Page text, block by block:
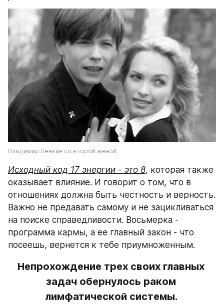
Владимир Левкин со второй женой.
Исходный код 17 энергии - это 8, которая также
оказывает влияние. И говорит о том, что в
отношениях должна быть честность и верность.
Важно не предавать самому и не зацикливаться
на поиске справедливости. Восьмерка -
программа кармы, а ее главный закон - что
посеешь, вернется к тебе приумноженным.
Непрохождение трех своих главных
задач обернулось раком
лимфатической системы.